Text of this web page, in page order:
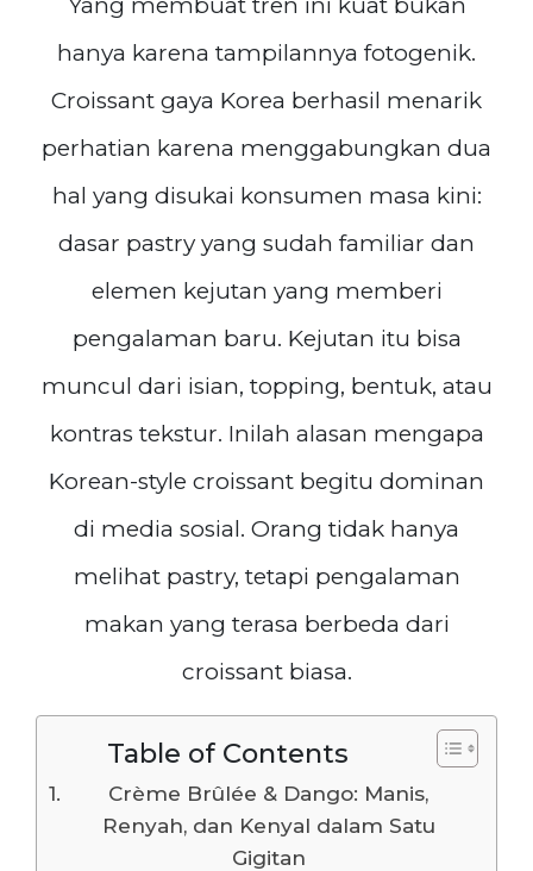
hanya karena tampilannya fotogenik.
Croissant gaya Korea berhasil menarik
perhatian karena menggabungkan dua
hal yang disukai konsumen masa kini:
dasar pastry yang sudah familiar dan
elemen kejutan yang memberi
pengalaman baru. Kejutan itu bisa
muncul dari isian, topping, bentuk, atau
kontras tekstur. Inilah alasan mengapa
Korean-style croissant begitu dominan
di media sosial. Orang tidak hanya
melihat pastry, tetapi pengalaman
makan yang terasa berbeda dari
croissant biasa.
Table of Contents
Crème Brûlée & Dango: Manis,
Renyah, dan Kenyal dalam Satu
Gigitan